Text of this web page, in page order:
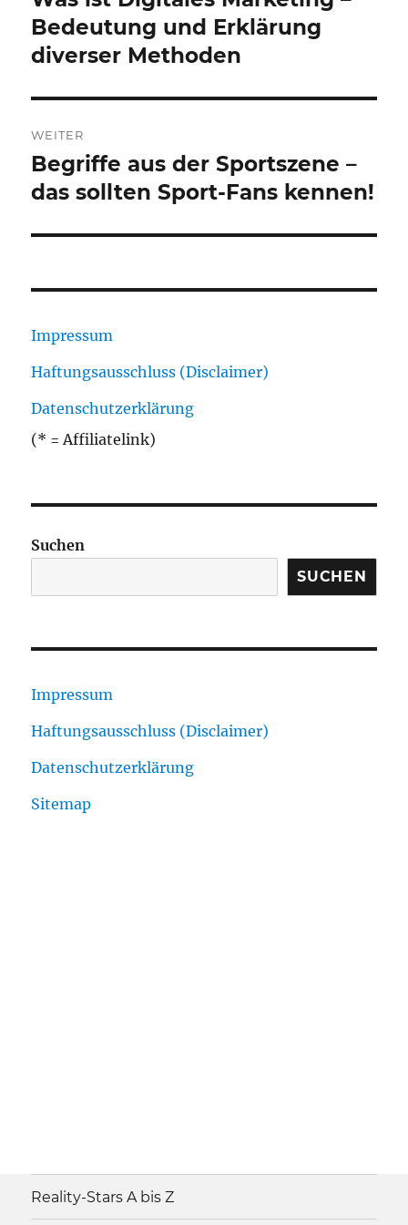
Beitrag:
Bedeutung und Erklärung
diverser Methoden
WEITER
Nächster
Beitrag:
Begriffe aus der Sportszene –
das sollten Sport-Fans kennen!
Impressum
Haftungsausschluss (Disclaimer)
Datenschutzerklärung
(* = Affiliatelink)
Suchen
SUCHEN
Impressum
Haftungsausschluss (Disclaimer)
Datenschutzerklärung
Sitemap
Reality-Stars A bis Z